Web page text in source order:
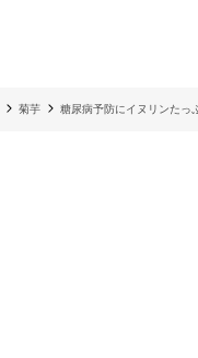
菊芋 糖尿病予防にイヌリンたっ